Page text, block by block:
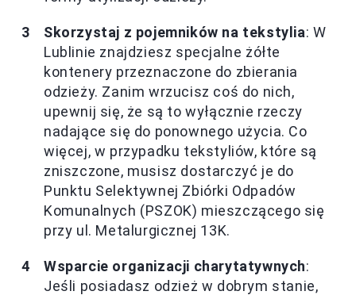
Skorzystaj z pojemników na tekstylia: W
Lublinie znajdziesz specjalne żółte
kontenery przeznaczone do zbierania
odzieży. Zanim wrzucisz coś do nich,
upewnij się, że są to wyłącznie rzeczy
nadające się do ponownego użycia. Co
więcej, w przypadku tekstyliów, które są
zniszczone, musisz dostarczyć je do
Punktu Selektywnej Zbiórki Odpadów
Komunalnych (PSZOK) mieszczącego się
przy ul. Metalurgicznej 13K.
Wsparcie organizacji charytatywnych:
Jeśli posiadasz odzież w dobrym stanie,